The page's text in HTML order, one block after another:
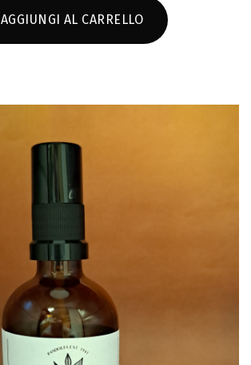
AGGIUNGI AL CARRELLO
SCHEDA PRODOTTO